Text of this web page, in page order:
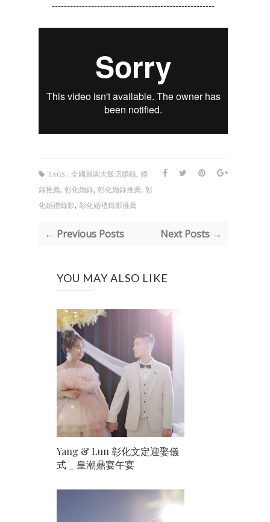
------------------------------------------------------
TAGS : 全國麗園大飯店婚錄, 婚
錄推薦, 彰化婚錄, 彰化婚錄推薦, 彰
化婚禮錄影, 彰化婚禮錄影推薦
← Previous Posts Next Posts →
YOU MAY ALSO LIKE
Yang & Lun 彰化文定迎娶儀
式 _ 皇潮鼎宴午宴